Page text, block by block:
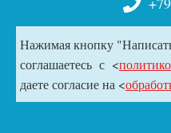
Нажимая кнопку
соглашаетесь с <
даете согласие на <